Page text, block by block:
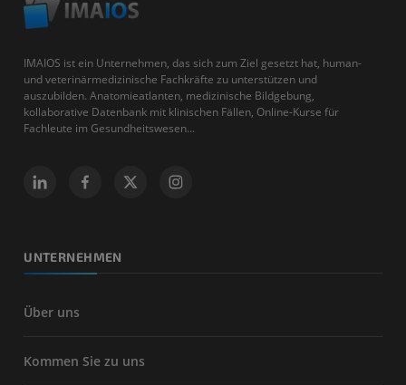
IMAIOS ist ein Unternehmen, das sich zum Ziel gesetzt hat, human-
und veterinärmedizinische Fachkräfte zu unterstützen und
auszubilden. Anatomieatlanten, medizinische Bildgebung,
kollaborative Datenbank mit klinischen Fällen, Online-Kurse für
Fachleute im Gesundheitswesen...
UNTERNEHMEN
Über uns
Kommen Sie zu uns